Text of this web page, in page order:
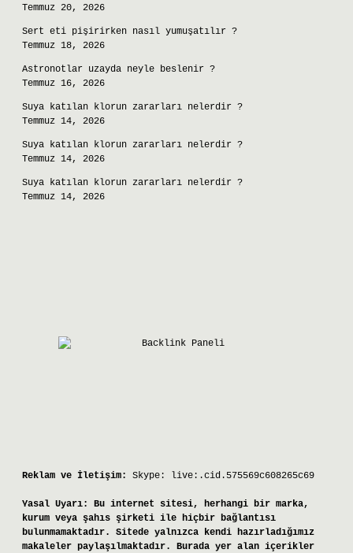
Temmuz 20, 2026
Sert eti pişirirken nasıl yumuşatılır ?
Temmuz 18, 2026
Astronotlar uzayda neyle beslenir ?
Temmuz 16, 2026
Suya katılan klorun zararları nelerdir ?
Temmuz 14, 2026
Suya katılan klorun zararları nelerdir ?
Temmuz 14, 2026
Suya katılan klorun zararları nelerdir ?
Temmuz 14, 2026
Reklam ve İletişim: Skype: live:.cid.575569c608265c69
Yasal Uyarı:
Bu internet sitesi, herhangi bir marka,
kurum veya şahıs şirketi ile hiçbir bağlantısı
bulunmamaktadır. Sitede yalnızca kendi hazırladığımız
makaleler paylaşılmaktadır. Burada yer alan içerikler